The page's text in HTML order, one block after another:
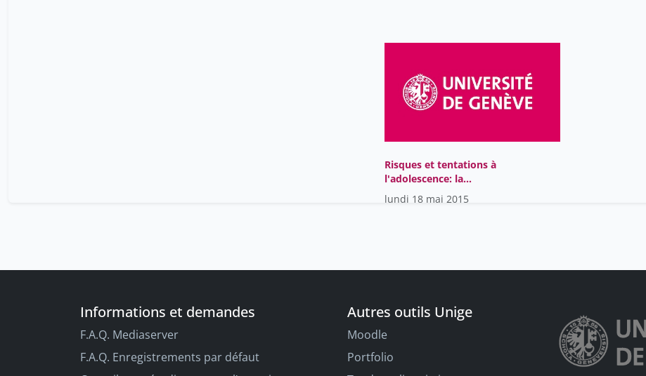
Risques et tentations à
l'adolescence: la
recherche d'affiliations à
tout prix !
lundi 18 mai 2015
Informations et demandes
F.A.Q. Mediaserver
F.A.Q. Enregistrements par défaut
Autres outils Unige
Moodle
Portfolio